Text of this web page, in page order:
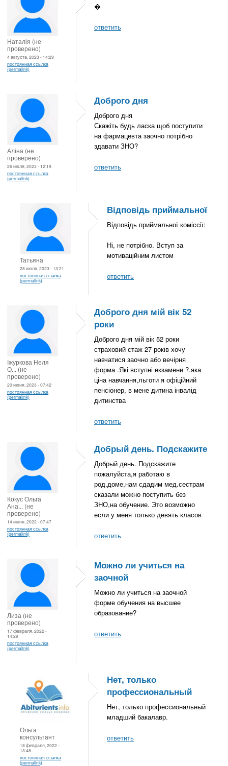
Наталія (не
проверено)
4 августа, 2023 - 14:29
постоянная ссылка
(permalink)
�
ответить
Аліна (не
проверено)
26 июля, 2023 - 12:19
постоянная ссылка
(permalink)
Доброго дня
Доброго дня
Скажіть будь ласка щоб поступити
на фармацевта заочно потрібно
здавати ЗНО?
ответить
Татьяна
28 июля, 2023 - 13:21
постоянная ссылка
(permalink)
Відповідь приймальної
Відповідь приймальної коміссії:
Ні, не потрібно. Вступ за
мотиваційним листом
ответить
Іжуркова Неля
О... (не
проверено)
20 июня, 2023 - 07:42
постоянная ссылка
(permalink)
Доброго дня мій вік 52
роки
Доброго дня мій вік 52 роки
страховий стаж 27 років хочу
навчатися заочно або вечірня
форма .Які вступні екзамени ?.яка
ціна навчання,льготи я офіційний
пенсіонер, в мене дитина інвалід
дитинства
ответить
Кокус Ольга
Ана... (не
проверено)
14 июня, 2022 - 07:47
постоянная ссылка
(permalink)
Добрый день. Подскажите
Добрый день. Подскажите
пожалуйста,я работаю в
род.доме,нам сдадим мед.сестрам
сказали можно поступить без
ЗНО,на обучение. Это возможно
если у меня только девять класов
ответить
Лиза (не
проверено)
17 февраля, 2022 -
14:29
постоянная ссылка
(permalink)
Можно ли учиться на
заочной
Можно ли учиться на заочной
форме обучения на высшее
образование?
ответить
Ольга
консультант
18 февраля, 2022 -
13:48
постоянная ссылка
(permalink)
Нет, только
профессиональный
Нет, только профессиональный
младший бакалавр.
ответить